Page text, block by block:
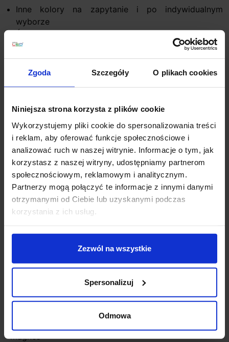
Zgoda Szczegóły O plikach cookies
Niniejsza strona korzysta z plików cookie
Wykorzystujemy pliki cookie do spersonalizowania treści
i reklam, aby oferować funkcje społecznościowe i
analizować ruch w naszej witrynie. Informacje o tym, jak
korzystasz z naszej witryny, udostępniamy partnerom
społecznościowym, reklamowym i analitycznym.
Partnerzy mogą połączyć te informacje z innymi danymi
otrzymanymi od Ciebie lub uzyskanymi podczas
korzystania z ich usług.
Zezwól na wszystkie
Spersonalizuj
Odmowa
Inne kolory na zapytanie i po indywidualnym
wyborze
Ściemnianie jako opcja w lampach 94cm, 133cm za
dodatkową opłatą: DALI, SwitchDIM
Zawiera zintegrowane źródło światła
Zawiera zasilacz LED
typu towar nie podlega zwrotowi
Szczegóły produktu
Zobacz także
magnes
AQFORM RAFTER LED